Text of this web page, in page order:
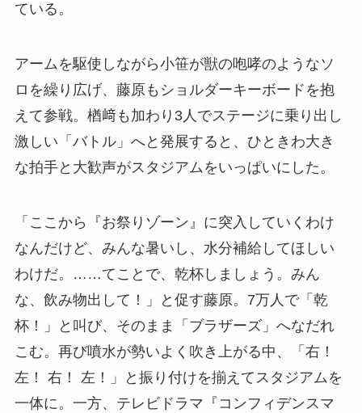
ている。
アームを駆使しながら小笹が獣の咆哮のようなソ
ロを繰り広げ、藤原もショルダーキーボードを抱
えて参戦。楢﨑も加わり3人でステージに乗り出し
激しい「バトル」へと発展すると、ひときわ大き
な拍手と大歓声がスタジアムをいっぱいにした。
「ここから『お祭りゾーン』に突入していくわけ
なんだけど、みんな暑いし、水分補給してほしい
わけだ。……てことで、乾杯しましょう。みん
な、飲み物出して！」と促す藤原。7万人で「乾
杯！」と叫び、そのまま「ブラザーズ」へなだれ
こむ。再び噴水が勢いよく吹き上がる中、「右！
左！ 右！ 左！」と振り付けを揃えてスタジアムを
一体に。一方、テレビドラマ『コンフィデンスマ